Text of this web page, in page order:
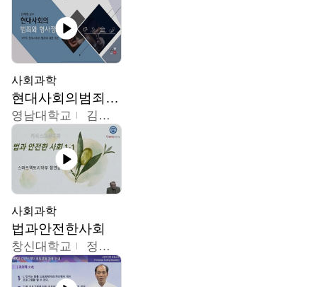
사회과학
현대사회의범죄와형사정책
영남대학교 김혜정
사회과학
법과안전한사회
창신대학교 정연균